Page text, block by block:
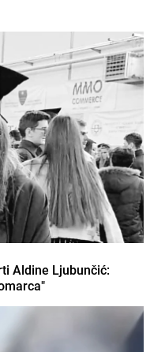
Aldine Ljubunčić: